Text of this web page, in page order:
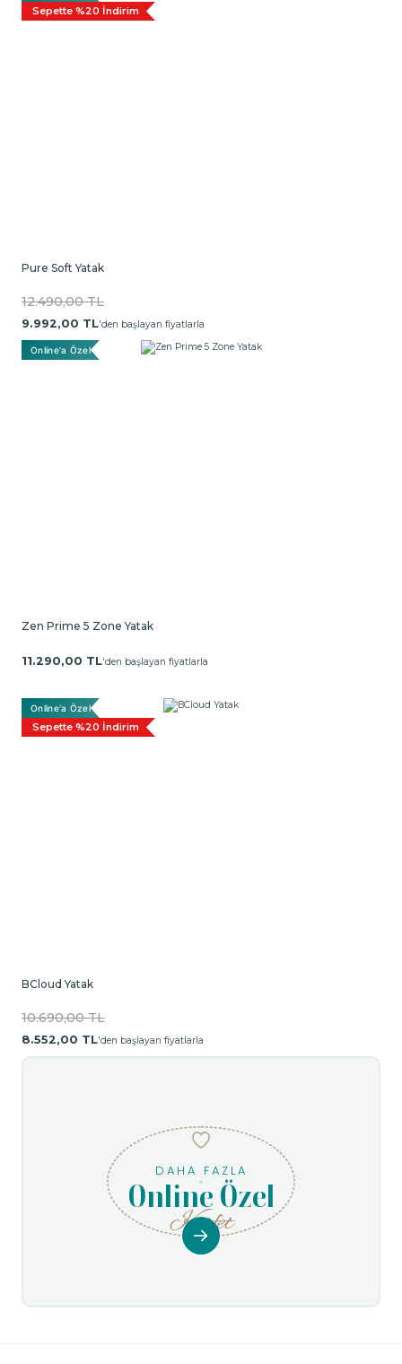
Sepette %20 İndirim
Pure Soft Yatak
12.490,00 TL
9.992,00 TL'den başlayan fiyatlarla
Online'a Özel
Zen Prime 5 Zone Yatak
11.290,00 TL'den başlayan fiyatlarla
Online'a Özel
Sepette %20 İndirim
BCloud Yatak
10.690,00 TL
8.552,00 TL'den başlayan fiyatlarla
DAHA FAZLA
Online Özel
Keşfet